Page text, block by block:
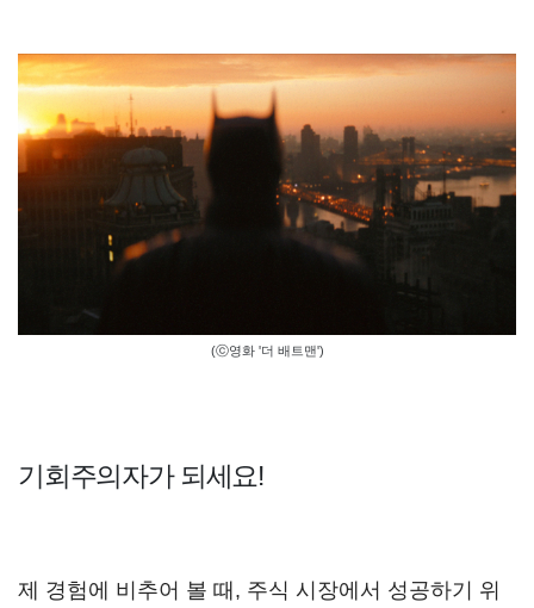
(ⓒ영화 '더 배트맨')
기회주의자가 되세요!
제 경험에 비추어 볼 때, 주식 시장에서 성공하기 위